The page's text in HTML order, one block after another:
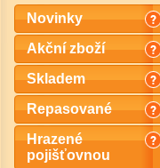
Novinky
Akční zboží
Skladem
Repasované
Hrazené
pojišťovnou